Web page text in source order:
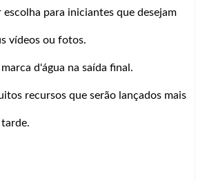
escolha para iniciantes que desejam
vídeos ou fotos.
d'água na saída final.
recursos que serão lançados mais